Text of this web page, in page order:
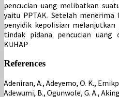
pencucian uang melibatkan
yaitu PPTAK. Setelah menerima
penyidik kepolisian melanjutkan
tindak pidana pencucian uang
KUHAP
References
Adeniran, A., Adeyemo, O. K.,
Adewumi, B., Ogunwole, G. A.,